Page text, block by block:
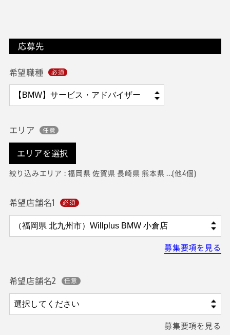
応募先
希望職種
エリア
エリアを選択
絞り込みエリア : 福岡県 佐賀県 長崎県 熊本県 ...(他4個)
希望店舗名1
募集要項を見る
希望店舗名2
募集要項を見る